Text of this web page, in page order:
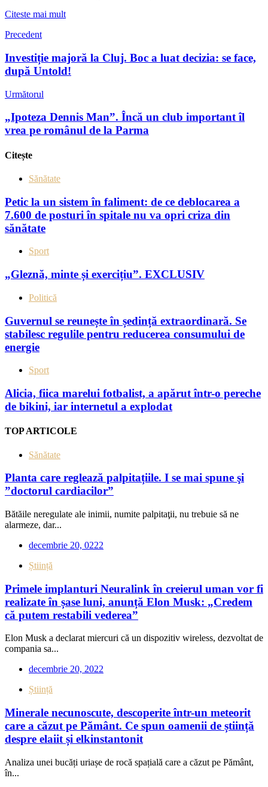
Citeste mai mult
Precedent
Investiție majoră la Cluj. Boc a luat decizia: se face,
după Untold!
Următorul
„Ipoteza Dennis Man”. Încă un club important îl
vrea pe românul de la Parma
Citește
Sănătate
Petic la un sistem în faliment: de ce deblocarea a
7.600 de posturi în spitale nu va opri criza din
sănătate
Sport
„Gleznă, minte și exercițiu”. EXCLUSIV
Politică
Guvernul se reunește în ședință extraordinară. Se
stabilesc regulile pentru reducerea consumului de
energie
Sport
Alicia, fiica marelui fotbalist, a apărut într-o pereche
de bikini, iar internetul a explodat
TOP ARTICOLE
Sănătate
Planta care reglează palpitațiile. I se mai spune şi
”doctorul cardiacilor”
Bătăile neregulate ale inimii, numite palpitaţii, nu trebuie să ne
alarmeze, dar...
decembrie 20, 0222
Știință
Primele implanturi Neuralink în creierul uman vor fi
realizate în șase luni, anunță Elon Musk: „Credem
că putem restabili vederea”
Elon Musk a declarat miercuri că un dispozitiv wireless, dezvoltat de
compania sa...
decembrie 20, 2022
Știință
Minerale necunoscute, descoperite într-un meteorit
care a căzut pe Pământ. Ce spun oamenii de știință
despre elaiit și elkinstantonit
Analiza unei bucăți uriașe de rocă spațială care a căzut pe Pământ,
în...